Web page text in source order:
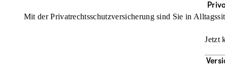
Mit der Privatrechtsschutzversicherung sind Sie in
Jetzt